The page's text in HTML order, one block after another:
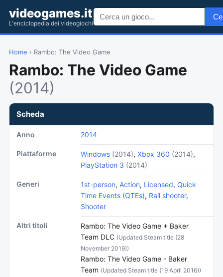
videogames.it
L'enciclopedia dei videogiochi
Home › Rambo: The Video Game
Rambo: The Video Game
(2014)
Scheda
Anno 2014
Piattaforme Windows (2014), Xbox 360 (2014),
PlayStation 3 (2014)
Generi 1st-person, Action, Licensed, Quick
Time Events (QTEs), Rail shooter,
Shooter
Altri titoli
Rambo: The Video Game + Baker
Team DLC (Updated Steam title (28
November 2019))
Rambo: The Video Game - Baker
Team (Updated Steam title (19 April 2016))